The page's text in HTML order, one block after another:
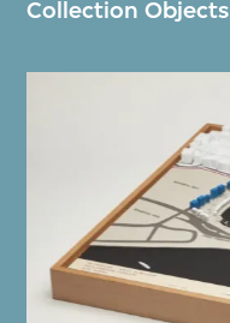
Collection Objects